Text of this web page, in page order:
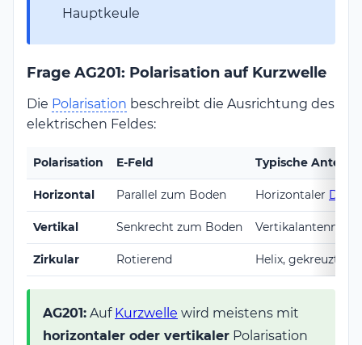
Hauptkeule
Frage AG201: Polarisation auf Kurzwelle
Die Polarisation beschreibt die Ausrichtung des
elektrischen Feldes:
Polarisation E-Feld Typische
Horizontal Parallel zum Boden Horizontaler Dipol
Vertikal Senkrecht zum Boden Vertikalantenne,
Zirkular Rotierend Helix, gekreuzte
AG201: Auf Kurzwelle wird meistens mit
horizontaler oder vertikaler Polarisation